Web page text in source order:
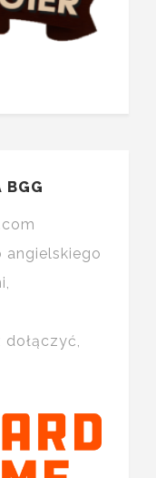
BGG
angielskiego
dołączyć,